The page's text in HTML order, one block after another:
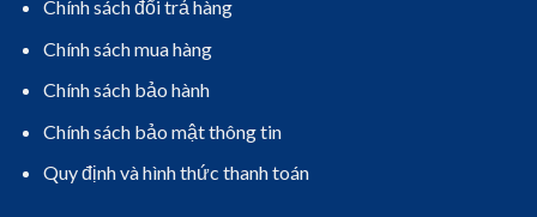
Chính sách đổi trả hàng
Chính sách mua hàng
Chính sách bảo hành
Chính sách bảo mật thông tin
Quy định và hình thức thanh toán